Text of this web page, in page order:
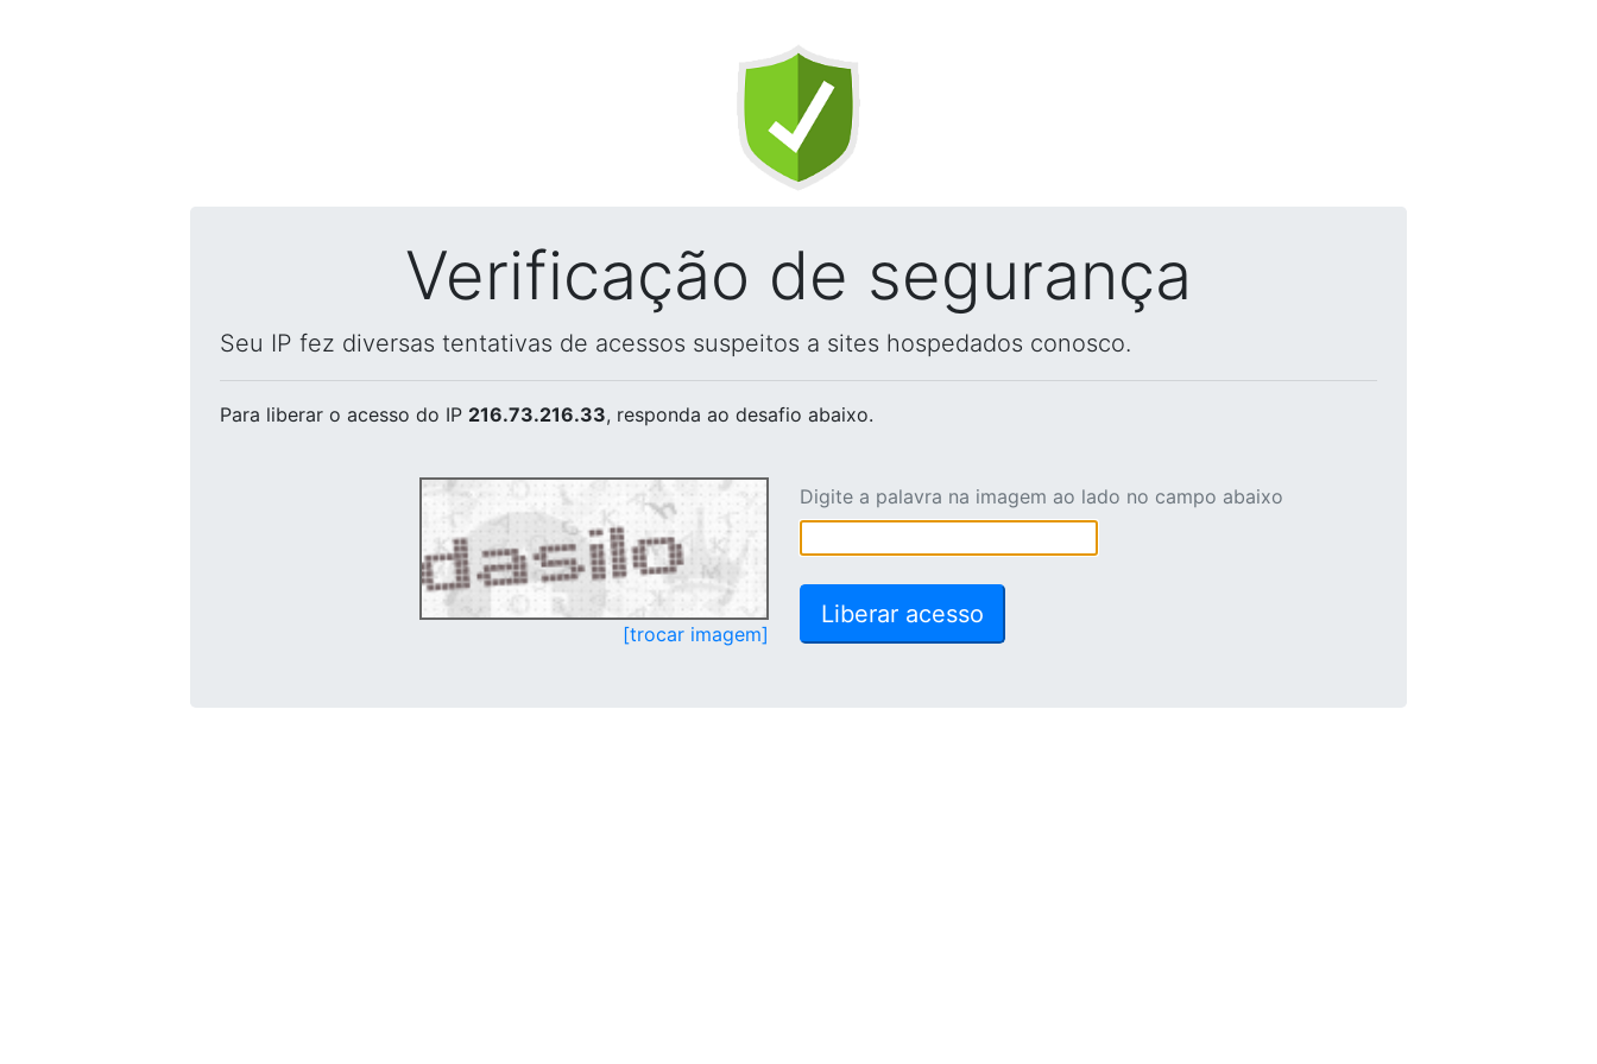
Verificação de segurança
Seu IP fez diversas tentativas de acessos suspeitos a sites hospedados conosco.
Para liberar o acesso do IP 216.73.216.33, responda ao desafio abaixo.
[trocar imagem]
Digite a palavra na imagem ao lado no campo abaixo